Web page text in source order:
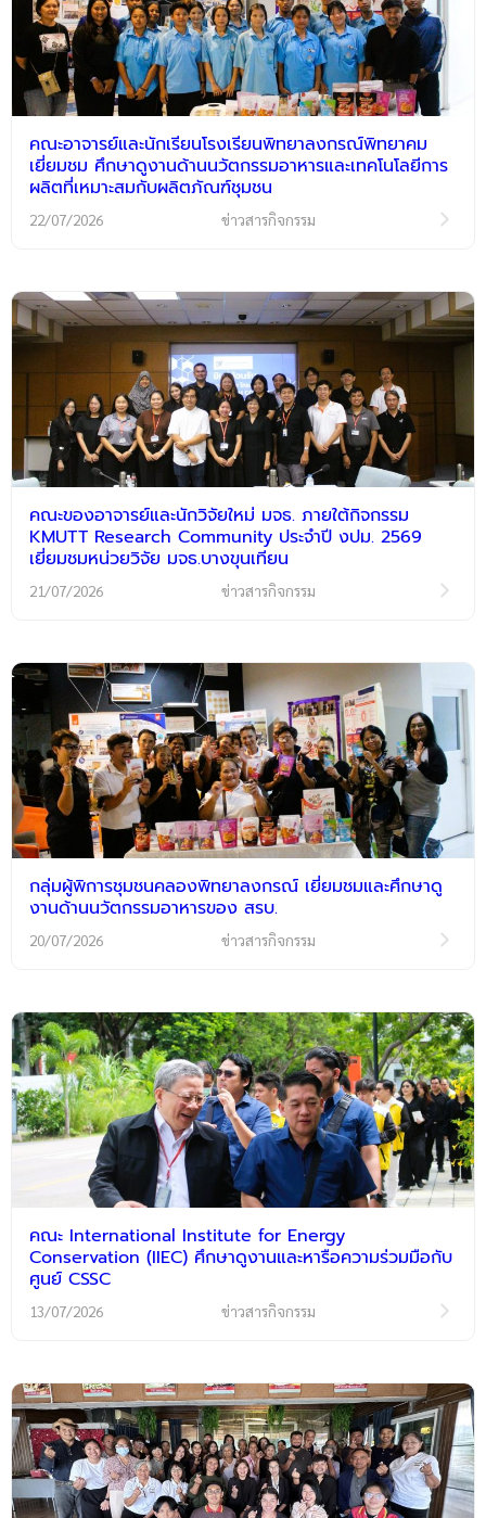
คณะอาจารย์และนักเรียนโรงเรียนพิทยาลงกรณ์พิทยาคม
เยี่ยมชม ศึกษาดูงานด้านนวัตกรรมอาหารและเทคโนโลยีการ
ผลิตที่เหมาะสมกับผลิตภัณฑ์ชุมชน
22/07/2026 ข่าวสารกิจกรรม
คณะของอาจารย์และนักวิจัยใหม่ มจธ. ภายใต้กิจกรรม
KMUTT Research Community ประจำปี งปม. 2569
เยี่ยมชมหน่วยวิจัย มจธ.บางขุนเทียน
21/07/2026 ข่าวสารกิจกรรม
กลุ่มผู้พิการชุมชนคลองพิทยาลงกรณ์ เยี่ยมชมและศึกษาดู
งานด้านนวัตกรรมอาหารของ สรบ.
20/07/2026 ข่าวสารกิจกรรม
คณะ International Institute for Energy
Conservation (IIEC) ศึกษาดูงานและหารือความร่วมมือกับ
ศูนย์ CSSC
13/07/2026 ข่าวสารกิจกรรม